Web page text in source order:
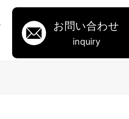
お問い合わせ
inquiry